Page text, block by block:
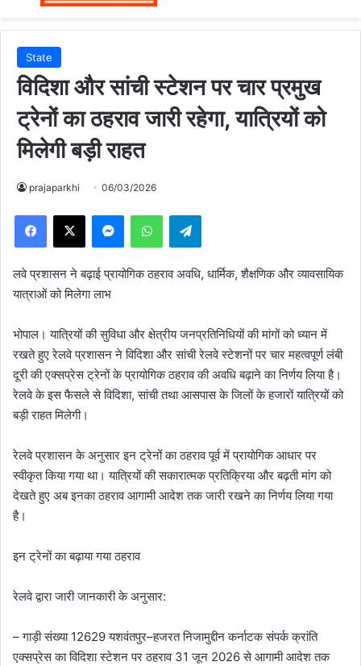
State
विदिशा और सांची स्टेशन पर चार प्रमुख
ट्रेनों का ठहराव जारी रहेगा, यात्रियों को
मिलेगी बड़ी राहत
prajaparkhi 06/03/2026
MessengerWhatsAppTelegram
लवे प्रशासन ने बढ़ाई प्रायोगिक ठहराव अवधि, धार्मिक, शैक्षणिक और व्यावसायिक
यात्राओं को मिलेगा लाभ
भोपाल। यात्रियों की सुविधा और क्षेत्रीय जनप्रतिनिधियों की मांगों को ध्यान में
रखते हुए रेलवे प्रशासन ने विदिशा और सांची रेलवे स्टेशनों पर चार महत्वपूर्ण लंबी
दूरी की एक्सप्रेस ट्रेनों के प्रायोगिक ठहराव की अवधि बढ़ाने का निर्णय लिया है।
रेलवे के इस फैसले से विदिशा, सांची तथा आसपास के जिलों के हजारों यात्रियों को
बड़ी राहत मिलेगी।
रेलवे प्रशासन के अनुसार इन ट्रेनों का ठहराव पूर्व में प्रायोगिक आधार पर
स्वीकृत किया गया था। यात्रियों की सकारात्मक प्रतिक्रिया और बढ़ती मांग को
देखते हुए अब इनका ठहराव आगामी आदेश तक जारी रखने का निर्णय लिया गया
है।
इन ट्रेनों का बढ़ाया गया ठहराव
रेलवे द्वारा जारी जानकारी के अनुसार:
– गाड़ी संख्या 12629 यशवंतपुर–हजरत निजामुद्दीन कर्नाटक संपर्क क्रांति
एक्सप्रेस का विदिशा स्टेशन पर ठहराव 31 जून 2026 से आगामी आदेश तक